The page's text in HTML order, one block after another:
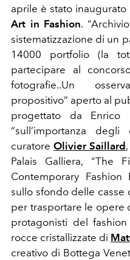
aprile è stato
Art in Fashion.
sistematizzazione di un
14000 portfolio (la
partecipare al
fotografie..Un
propositivo” aperto al
progettato da Enrico
“sull’importanza
curatoreOlivier Saillard,
Palais Galliera, "The
Contemporary
sullo sfondo delle casse
per trasportare le opere
protagonisti del fashion
rocce cristallizzate di
creativo di Bottega